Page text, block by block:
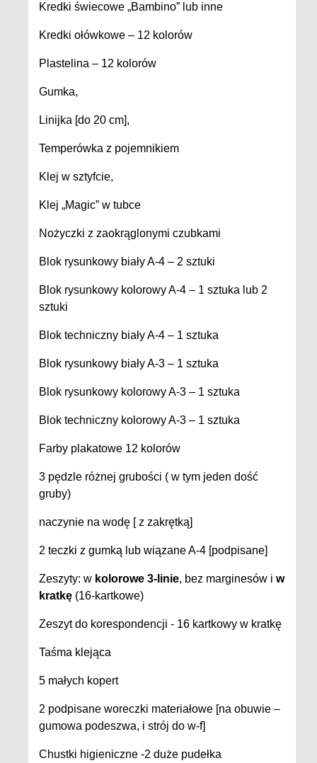
Kredki świecowe „Bambino” lub inne
Kredki ołówkowe – 12 kolorów
Plastelina – 12 kolorów
Gumka,
Linijka [do 20 cm],
Temperówka z pojemnikiem
Klej w sztyfcie,
Klej „Magic” w tubce
Nożyczki z zaokrąglonymi czubkami
Blok rysunkowy biały A-4 – 2 sztuki
Blok rysunkowy kolorowy A-4 – 1 sztuka lub 2
sztuki
Blok techniczny biały A-4 – 1 sztuka
Blok rysunkowy biały A-3 – 1 sztuka
Blok rysunkowy kolorowy A-3 – 1 sztuka
Blok techniczny kolorowy A-3 – 1 sztuka
Farby plakatowe 12 kolorów
3 pędzle różnej grubości ( w tym jeden dość
gruby)
naczynie na wodę [ z zakrętką]
2 teczki z gumką lub wiązane A-4 [podpisane]
Zeszyty: w kolorowe 3-linie, bez marginesów i w
kratkę (16-kartkowe)
Zeszyt do korespondencji - 16 kartkowy w kratkę
Taśma klejąca
5 małych kopert
2 podpisane woreczki materiałowe [na obuwie –
gumowa podeszwa, i strój do w-f]
Chustki higieniczne -2 duże pudełka